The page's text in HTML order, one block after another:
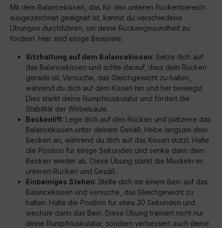
Mit dem Balancekissen, das für den unteren Rückenbereich
ausgezeichnet geeignet ist, kannst du verschiedene
Übungen durchführen, um deine Rückengesundheit zu
fördern. Hier sind einige Beispiele:
Sitzhaltung auf dem Balancekissen: Setze dich auf
das Balancekissen und achte darauf, dass dein Rücken
gerade ist. Versuche, das Gleichgewicht zu halten,
während du dich auf dem Kissen hin und her bewegst.
Dies stärkt deine Rumpfmuskulatur und fördert die
Stabilität der Wirbelsäule.
Beckenlift: Lege dich auf den Rücken und platziere das
Balancekissen unter deinem Gesäß. Hebe langsam dein
Becken an, während du dich auf das Kissen stützt. Halte
die Position für einige Sekunden und senke dann dein
Becken wieder ab. Diese Übung stärkt die Muskeln im
unteren Rücken und Gesäß.
Einbeiniges Stehen: Stelle dich mit einem Bein auf das
Balancekissen und versuche, das Gleichgewicht zu
halten. Halte die Position für etwa 30 Sekunden und
wechsle dann das Bein. Diese Übung trainiert nicht nur
deine Rumpfmuskulatur, sondern verbessert auch deine